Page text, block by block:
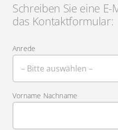
Schreiben Sie eine
das Kontaktformular:
Anrede
Vorname Nachname